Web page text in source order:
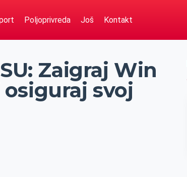
Poljoprivreda Još Kontakt
Zaigraj Win
svoj